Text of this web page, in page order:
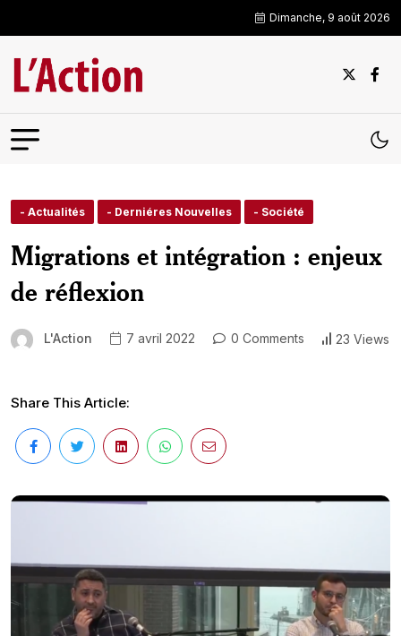
Dimanche, 9 août 2026
- Actualités - Derniéres Nouvelles - Société
Migrations et intégration : enjeux
de réflexion
L'Action 7 avril 2022 0 Comments 23 Views
Share This Article: